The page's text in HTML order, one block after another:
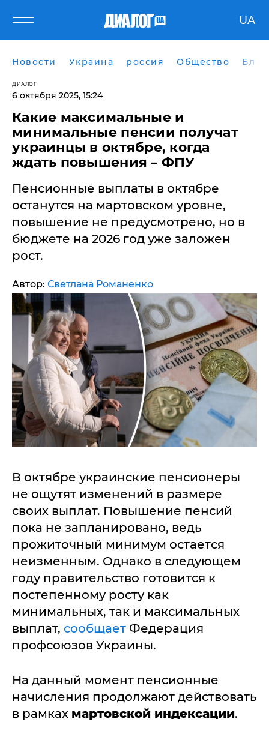
UA
Новости Украина россия Общество
ДИАЛОГ
6 октября 2025, 15:24
Какие максимальные и
минимальные пенсии получат
украинцы в октябре, когда
ждать повышения – ФПУ
Пенсионные выплаты в октябре
останутся на мартовском уровне,
повышение не предусмотрено, но в
бюджете на 2026 год уже заложен
рост.
Автор: Светлана Романенко
В октябре украинские пенсионеры
не ощутят изменений в размере
своих выплат. Повышение пенсий
пока не запланировано, ведь
прожиточный минимум остается
неизменным. Однако в следующем
году правительство готовится к
постепенному росту как
минимальных, так и максимальных
выплат, сообщает Федерация
профсоюзов Украины.
На данный момент пенсионные
начисления продолжают действовать
в рамках мартовской индексации.